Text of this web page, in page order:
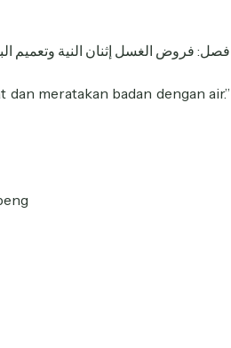
فصل: فروض الغسل إثنان النية وتعميم
meratakan badan dengan air.”